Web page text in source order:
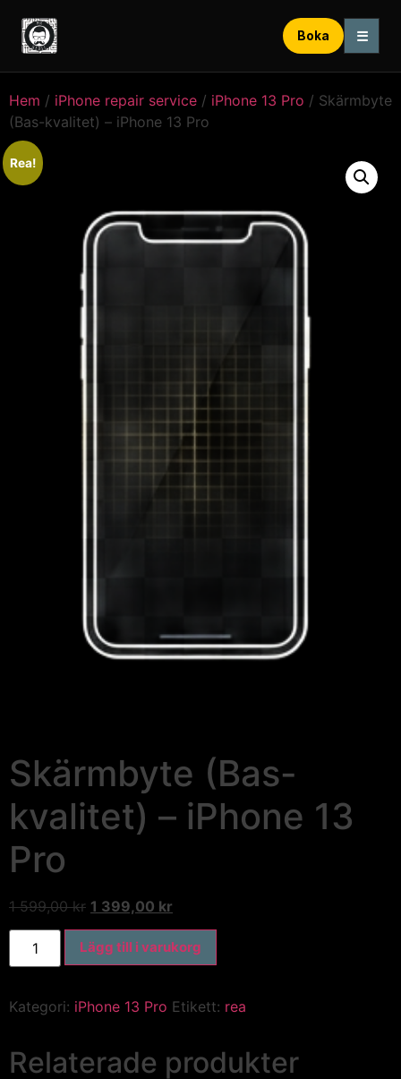
Boka ☰
Hem / iPhone repair service / iPhone 13 Pro / Skärmbyte
(Bas-kvalitet) – iPhone 13 Pro
Rea!
Skärmbyte (Bas-
kvalitet) – iPhone 13
Pro
1 599,00kr 1 399,00 kr
Lägg till i varukorg
Kategori: iPhone 13 Pro Etikett: rea
Relaterade produkter